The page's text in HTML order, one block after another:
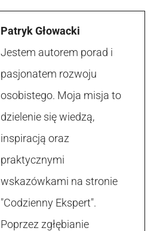
Patryk Głowacki
Jestem autorem porad i
pasjonatem rozwoju
osobistego. Moja misja to
dzielenie się wiedzą,
inspiracją oraz
praktycznymi
wskazówkami na stronie
"Codzienny Ekspert".
Poprzez zgłębianie